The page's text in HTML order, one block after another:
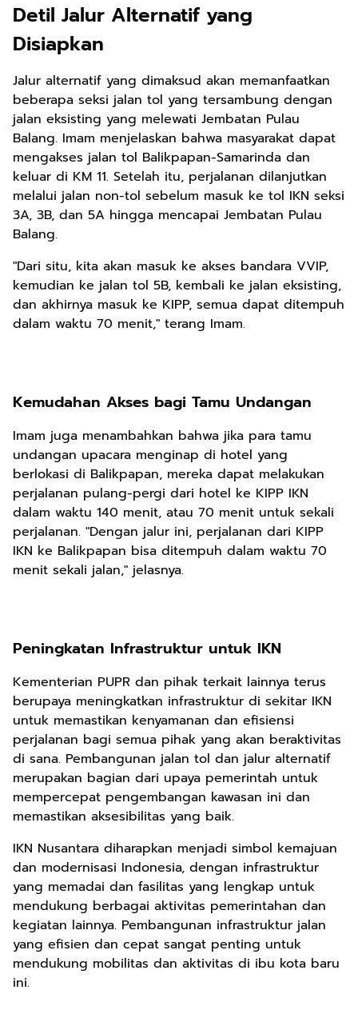
Detil Jalur Alternatif yang
Disiapkan
Jalur alternatif yang dimaksud akan memanfaatkan
beberapa seksi jalan tol yang tersambung dengan
jalan eksisting yang melewati Jembatan Pulau
Balang. Imam menjelaskan bahwa masyarakat dapat
mengakses jalan tol Balikpapan-Samarinda dan
keluar di KM 11. Setelah itu, perjalanan dilanjutkan
melalui jalan non-tol sebelum masuk ke tol IKN seksi
3A, 3B, dan 5A hingga mencapai Jembatan Pulau
Balang.
"Dari situ, kita akan masuk ke akses bandara VVIP,
kemudian ke jalan tol 5B, kembali ke jalan eksisting,
dan akhirnya masuk ke KIPP, semua dapat ditempuh
dalam waktu 70 menit," terang Imam.
Kemudahan Akses bagi Tamu Undangan
Imam juga menambahkan bahwa jika para tamu
undangan upacara menginap di hotel yang
berlokasi di Balikpapan, mereka dapat melakukan
perjalanan pulang-pergi dari hotel ke KIPP IKN
dalam waktu 140 menit, atau 70 menit untuk sekali
perjalanan. "Dengan jalur ini, perjalanan dari KIPP
IKN ke Balikpapan bisa ditempuh dalam waktu 70
menit sekali jalan," jelasnya.
Peningkatan Infrastruktur untuk IKN
Kementerian PUPR dan pihak terkait lainnya terus
berupaya meningkatkan infrastruktur di sekitar IKN
untuk memastikan kenyamanan dan efisiensi
perjalanan bagi semua pihak yang akan beraktivitas
di sana. Pembangunan jalan tol dan jalur alternatif
merupakan bagian dari upaya pemerintah untuk
mempercepat pengembangan kawasan ini dan
memastikan aksesibilitas yang baik.
IKN Nusantara diharapkan menjadi simbol kemajuan
dan modernisasi Indonesia, dengan infrastruktur
yang memadai dan fasilitas yang lengkap untuk
mendukung berbagai aktivitas pemerintahan dan
kegiatan lainnya. Pembangunan infrastruktur jalan
yang efisien dan cepat sangat penting untuk
mendukung mobilitas dan aktivitas di ibu kota baru
ini.